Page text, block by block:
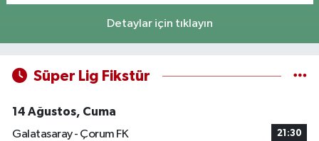
Detaylar için tıklayın
Süper Lig Fikstür
14 Ağustos, Cuma
Galatasaray - Çorum FK
21:30